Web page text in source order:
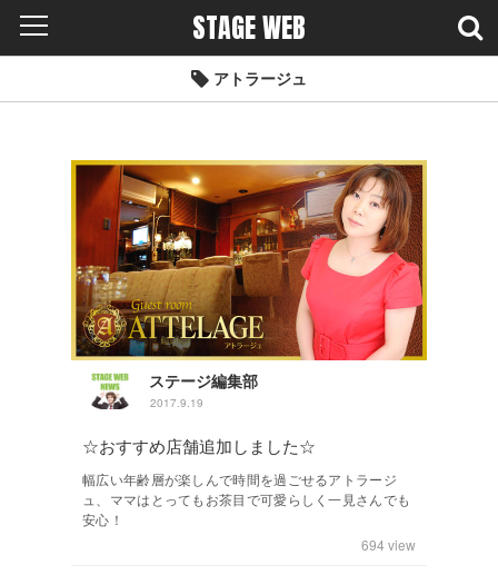
STAGE WEB
アトラージュ
ステージ編集部
2017.9.19
☆おすすめ店舗追加しました☆
幅広い年齢層が楽しんで時間を過ごせるアトラージ
ュ、ママはとってもお茶目で可愛らしく一見さんでも
安心！
694 view